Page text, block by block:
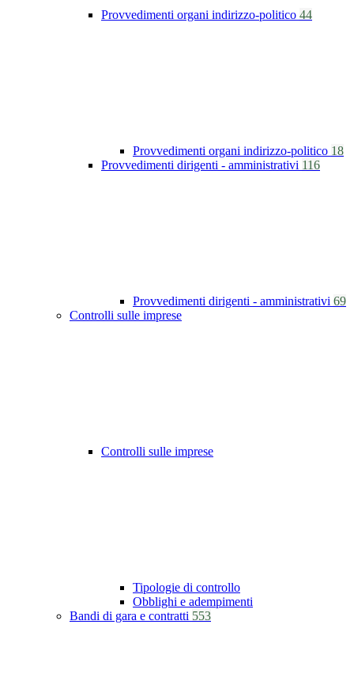
Provvedimenti organi indirizzo-politico 44
Provvedimenti organi indirizzo-politico 18
Provvedimenti dirigenti - amministrativi 116
Provvedimenti dirigenti - amministrativi 69
Controlli sulle imprese
Controlli sulle imprese
Tipologie di controllo
Obblighi e adempimenti
Bandi di gara e contratti 553